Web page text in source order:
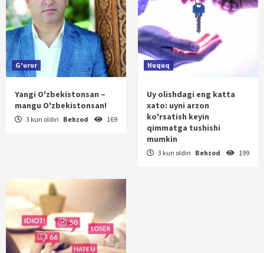
G'urur
Yangi O'zbekistonsan –
mangu O'zbekistonsan!
3 kun oldin Behzod 169
Huquq
Uy olishdagi eng katta
xato: uyni arzon
ko'rsatish keyin
qimmatga tushishi
mumkin
3 kun oldin Behzod 199